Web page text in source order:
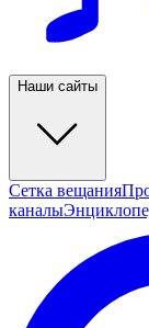
Наши сайты
Сетка вещания
каналы